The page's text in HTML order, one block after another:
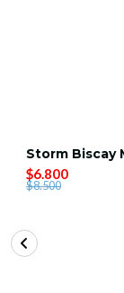
Storm Biscay
$6.800
$8.500